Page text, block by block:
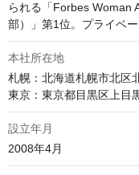
られる「Forbes Woman
部）」第1位。プライベ
本社所在地
札幌：北海道札幌市北区
東京：東京都目黒区上目
設立年月
2008年4月